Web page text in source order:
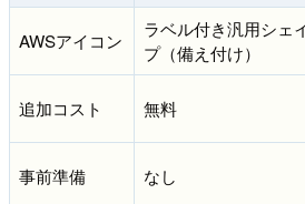
AWSアイコン
ラベル付き汎用シェ
プ（備え付け）
追加コスト 無料
事前準備 なし